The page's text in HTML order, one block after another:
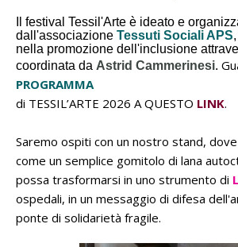
Il festival Tessil'Arte è ideato e
dall'associazione Tessuti Sociali APS
nella promozione dell'inclusione
coordinata da Astrid Cammerinesi.
PROGRAMMA
di TESSIL’ARTE 2026 A QUESTO LINK.
Saremo ospiti con un nostro stand,
come un semplice gomitolo di lana
possa trasformarsi in uno strumento di
ospedali, in un messaggio di difesa
ponte di solidarietà fragile.